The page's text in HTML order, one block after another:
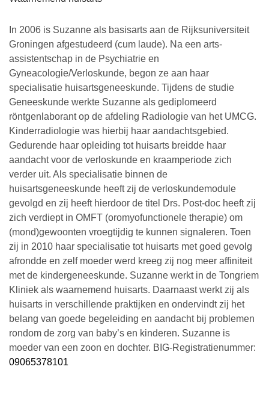
In 2006 is Suzanne als basisarts aan de Rijksuniversiteit
Groningen afgestudeerd (cum laude). Na een arts-
assistentschap in de Psychiatrie en
Gyneacologie/Verloskunde, begon ze aan haar
specialisatie huisartsgeneeskunde. Tijdens de studie
Geneeskunde werkte Suzanne als gediplomeerd
röntgenlaborant op de afdeling Radiologie van het UMCG.
Kinderradiologie was hierbij haar aandachtsgebied.
Gedurende haar opleiding tot huisarts breidde haar
aandacht voor de verloskunde en kraamperiode zich
verder uit. Als specialisatie binnen de
huisartsgeneeskunde heeft zij de verloskundemodule
gevolgd en zij heeft hierdoor de titel Drs. Post-doc heeft zij
zich verdiept in OMFT (oromyofunctionele therapie) om
(mond)gewoonten vroegtijdig te kunnen signaleren. Toen
zij in 2010 haar specialisatie tot huisarts met goed gevolg
afrondde en zelf moeder werd kreeg zij nog meer affiniteit
met de kindergeneeskunde. Suzanne werkt in de Tongriem
Kliniek als waarnemend huisarts. Daarnaast werkt zij als
huisarts in verschillende praktijken en ondervindt zij het
belang van goede begeleiding en aandacht bij problemen
rondom de zorg van baby’s en kinderen. Suzanne is
moeder van een zoon en dochter. BIG-Registratienummer:
09065378101